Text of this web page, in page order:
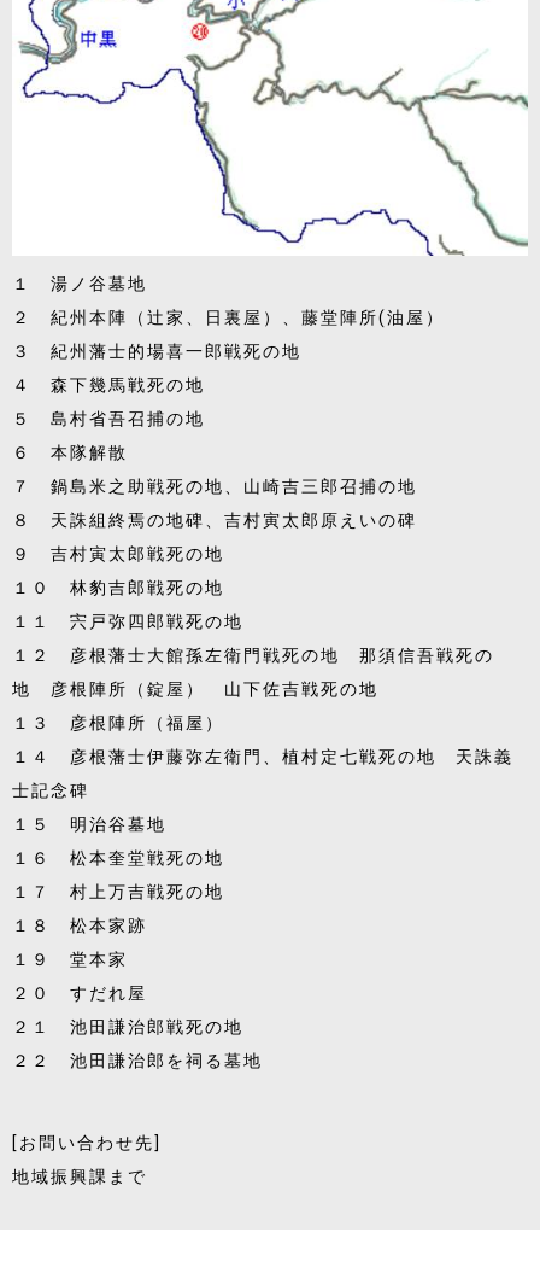
１ 湯ノ谷墓地
２ 紀州本陣（辻家、日裏屋）、藤堂陣所(油屋）
３ 紀州藩士的場喜一郎戦死の地
４ 森下幾馬戦死の地
５ 島村省吾召捕の地
６ 本隊解散
７ 鍋島米之助戦死の地、山崎吉三郎召捕の地
８ 天誅組終焉の地碑、吉村寅太郎原えいの碑
９ 吉村寅太郎戦死の地
１０ 林豹吉郎戦死の地
１１ 宍戸弥四郎戦死の地
１２ 彦根藩士大館孫左衛門戦死の地 那須信吾戦死の
地 彦根陣所（錠屋） 山下佐吉戦死の地
１３ 彦根陣所（福屋）
１４ 彦根藩士伊藤弥左衛門、植村定七戦死の地 天誅義
士記念碑
１５ 明治谷墓地
１６ 松本奎堂戦死の地
１７ 村上万吉戦死の地
１８ 松本家跡
１９ 堂本家
２０ すだれ屋
２１ 池田謙治郎戦死の地
２２ 池田謙治郎を祠る墓地
[お問い合わせ先]
地域振興課まで